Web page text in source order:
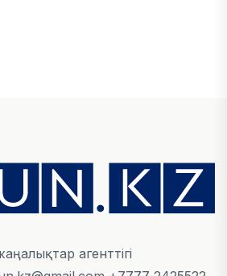
инвестициялық және
14,3 трлн теңгеге жетті
агенттігі